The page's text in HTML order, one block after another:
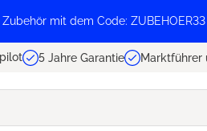
mit dem Code:
5 Jahre Garantie Marktführer